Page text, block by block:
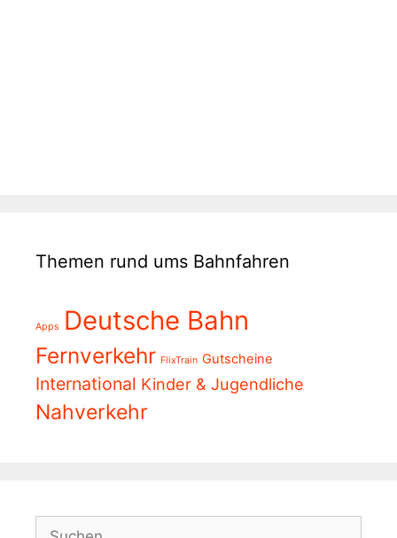
Themen rund ums Bahnfahren
Apps Deutsche Bahn
Fernverkehr FlixTrain Gutscheine
International Kinder & Jugendliche
Nahverkehr
Suchen